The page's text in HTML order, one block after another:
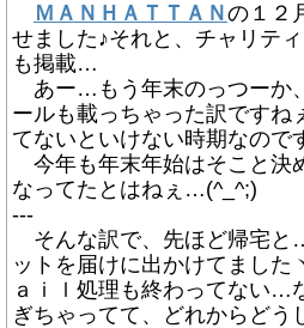
ＭＡＮＨＡＴＴＡＮ の１２
せました♪それと、チャリテ
も掲載…
あー…もう年末のっつーか
ールも載っちゃった訳です
てないといけない時期なので
今年も年末年始はそこと決
なってたとはねぇ…(^_^;)
---
そんな訳で、先ほど帰宅と
ットを届けに出かけてまし
ａｉｌ処理も終わってない…
ぎちゃってて、どれからど